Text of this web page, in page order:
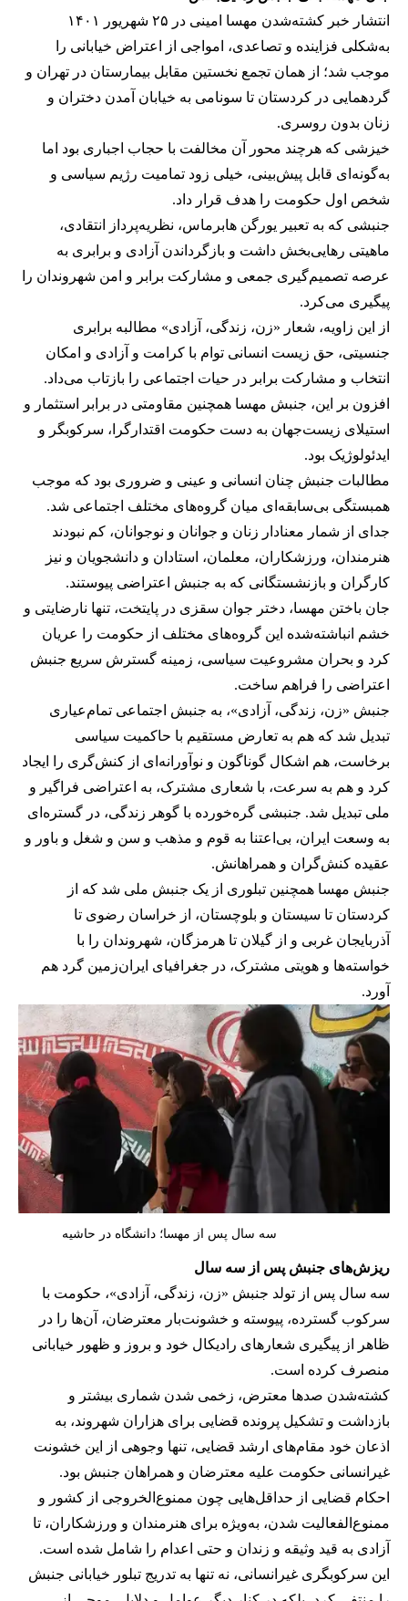
انتشار خبر کشته‌شدن مهسا امینی در ۲۵ شهریور ۱۴۰۱
به‌شکلی فزاینده و تصاعدی، امواجی از اعتراض خیابانی را
موجب شد؛ از همان تجمع نخستین مقابل بیمارستان در تهران و
گردهمایی در کردستان تا سونامی به خیابان آمدن دختران و
زنان بدون روسری.
خیزشی که هرچند محور آن مخالفت با حجاب اجباری بود اما
به‌گونه‌ای قابل پیش‌بینی، خیلی زود تمامیت رژیم سیاسی و
شخص اول حکومت را هدف قرار داد.
جنبشی که به تعبیر یورگن هابرماس، نظریه‌پرداز انتقادی،
ماهیتی رهایی‌بخش داشت و بازگرداندن آزادی و برابری به
عرصه تصمیم‌گیری جمعی و مشارکت برابر و امن شهروندان را
پیگیری می‌کرد.
از این زاویه، شعار «زن، زندگی، آزادی» مطالبه‌ برابری
جنسیتی، حق زیست انسانی توام با کرامت و آزادی و امکان
انتخاب و مشارکت برابر در حیات اجتماعی را بازتاب می‌داد.
افزون بر این، جنبش مهسا همچنین مقاومتی در برابر استثمار و
استیلای زیست‌جهان به دست حکومت اقتدارگرا، سرکوبگر و
ایدئولوژیک بود.
مطالبات جنبش چنان انسانی و عینی و ضروری بود که موجب
همبستگی بی‌سابقه‌ای میان گروه‌های مختلف اجتماعی شد.
جدای از شمار معنادار زنان و جوانان و نوجوانان، کم نبودند
هنرمندان، ورزشکاران، معلمان، استادان و دانشجویان و نیز
کارگران و بازنشستگانی که به جنبش اعتراضی پیوستند.
جان‌ باختن مهسا، دختر جوان سقزی در پایتخت، تنها نارضایتی و
خشم انباشته‌شده این گروه‌های مختلف از حکومت را عریان
کرد و بحران مشروعیت سیاسی، زمینه‌ گسترش سریع جنبش
اعتراضی را فراهم ساخت.
جنبش «زن، زندگی، ‌آزادی»، به جنبش اجتماعی تمام‌عیاری
تبدیل شد که هم به تعارض مستقیم با حاکمیت سیاسی
برخاست، هم اشکال گوناگون و نوآورانه‌ای از کنش‌گری را ایجاد
کرد و هم به سرعت، با شعاری مشترک، به اعتراضی فراگیر و
ملی تبدیل شد. جنبشی گره‌خورده با گوهر زندگی، در گستره‌ای
به وسعت ایران، بی‌اعتنا به قوم و مذهب و سن و شغل و باور و
عقیده کنش‌گران و همراهانش.
جنبش مهسا همچنین تبلوری از یک جنبش ملی شد که از
کردستان تا سیستان و بلوچستان، از خراسان رضوی تا
آذربایجان غربی و از گیلان تا هرمزگان، شهروندان را با
خواسته‌ها و هویتی مشترک، در جغرافیای ایران‌زمین گرد هم‌
آورد.
سه سال پس از مهسا؛ دانشگاه در حاشیه
ریزش‌های جنبش پس از سه سال
سه سال پس از تولد جنبش «زن، زندگی، آزادی»، حکومت با
سرکوب گسترده، پیوسته و خشونت‌بار معترضان، آن‌ها را در
ظاهر از پیگیری شعارهای رادیکال خود و بروز و ظهور خیابانی
منصرف کرده است.
کشته‌شدن صدها معترض، زخمی‌ شدن شماری بیشتر و
بازداشت و تشکیل پرونده قضایی برای هزاران شهروند، به
اذعان خود مقام‌های ارشد قضایی، تنها وجوهی از این خشونت
غیرانسانی حکومت علیه معترضان و همراهان جنبش بود.
احکام قضایی از حداقل‌هایی چون ممنوع‌الخروجی از کشور و
ممنوع‌الفعالیت شدن، به‌ویژه برای هنرمندان و ورزشکاران، تا
آزادی به قید وثیقه و زندان و حتی اعدام را شامل شده است.
این سرکوبگری غیرانسانی، نه تنها به‌ تدریج تبلور خیابانی جنبش